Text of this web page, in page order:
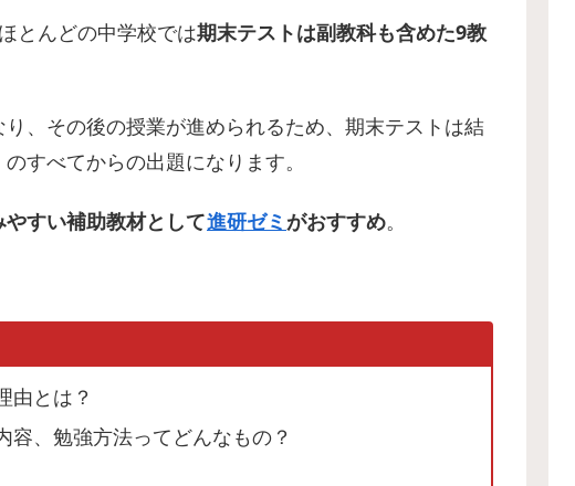
とんどの中学校では期末テストは副教科も含めた9教
、その後の授業が進められるため、期末テストは結
すべてからの出題になります。
すい補助教材として進研ゼミ がおすすめ。
由とは？
、勉強方法ってどんなもの？